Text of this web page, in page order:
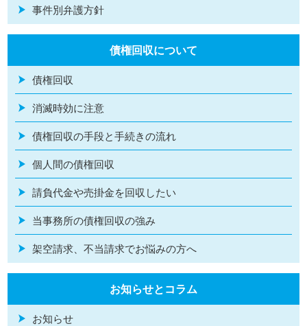
事件別弁護方針
債権回収について
債権回収
消滅時効に注意
債権回収の手段と手続きの流れ
個人間の債権回収
請負代金や売掛金を回収したい
当事務所の債権回収の強み
架空請求、不当請求でお悩みの方へ
お知らせとコラム
お知らせ